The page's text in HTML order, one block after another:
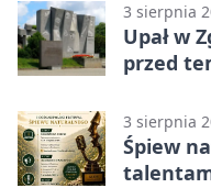
3 sierpnia
Upał w
przed
3 sierpnia
Śpiew